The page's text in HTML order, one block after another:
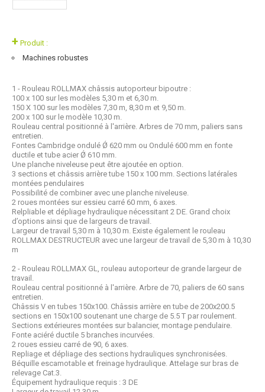
+ Produit :
Machines robustes
1 - Rouleau ROLLMAX châssis autoporteur bipoutre :
100 x 100 sur les modèles 5,30 m et 6,30 m.
150 X 100 sur les modèles 7,30 m, 8,30 m et 9,50 m.
200 x 100 sur le modèle 10,30 m.
Rouleau central positionné à l'arrière. Arbres de 70 mm, paliers sans
entretien.
Fontes Cambridge ondulé Ǿ 620 mm ou Ondulé 600 mm en fonte
ductile et tube acier Ǿ 610 mm.
Une planche niveleuse peut être ajoutée en option.
3 sections et châssis arrière tube 150 x 100 mm. Sections latérales
montées pendulaires
Possibilité de combiner avec une planche niveleuse.
2 roues montées sur essieu carré 60 mm, 6 axes.
Relpliable et dépliage hydraulique nécessitant 2 DE. Grand choix
d’options ainsi que de largeurs de travail.
Largeur de travail 5,30 m à 10,30 m. Existe également le rouleau
ROLLMAX DESTRUCTEUR avec une largeur de travail de 5,30 m à 10,30
m
2 - Rouleau ROLLMAX GL, rouleau autoporteur de grande largeur de
travail.
Rouleau central positionné à l'arrière. Arbre de 70, paliers de 60 sans
entretien.
Châssis V en tubes 150x100. Châssis arrière en tube de 200x200.5
sections en 150x100 soutenant une charge de 5.5 T par roulement.
Sections extérieures montées sur balancier, montage pendulaire.
Fonte aciéré ductile 5 branches incurvées.
2 roues essieu carré de 90, 6 axes.
Repliage et dépliage des sections hydrauliques synchronisées.
Béquille escamotable et freinage hydraulique. Attelage sur bras de
relevage Cat.3.
Équipement hydraulique requis : 3 DE